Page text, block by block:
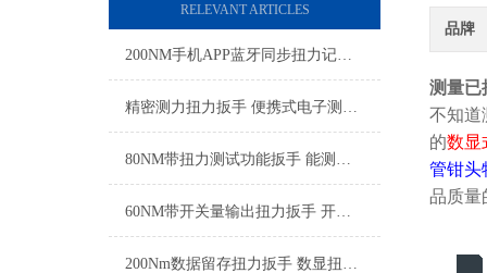
RELEVANT ARTICLES
200NM手机APP蓝牙同步扭力记录扳手 实时蓝牙无线监测扭力扳手厂家
精密测力扭力扳手 便携式电子测力扳手 工厂装配电子扭矩扳手厂家
80NM带扭力测试功能扳手 能测试扭力的扳手 可实测扭力扳手厂家
60NM带开关量输出扭力扳手 开关量扭力扳手实现拧紧信号反馈
200Nm数据留存扭力扳手 数显扭力扳手检测数据直接导出SGTST
品牌
测量已
不知道
的数显
管钳头
品质量